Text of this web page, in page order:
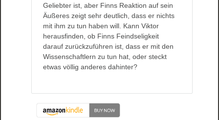
Geliebter ist, aber Finns Reaktion auf sein
Äußeres zeigt sehr deutlich, dass er nichts
mit ihm zu tun haben will. Kann Viktor
herausfinden, ob Finns Feindseligkeit
darauf zurückzuführen ist, dass er mit den
Wissenschaftlern zu tun hat, oder steckt
etwas völlig anderes dahinter?